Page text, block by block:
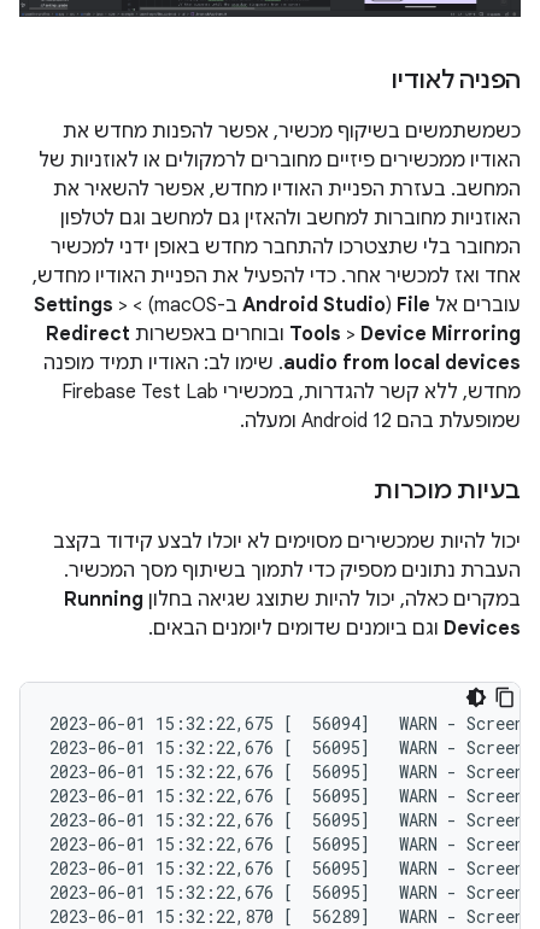
הפניה לאודיו
כשמשתמשים בשיקוף מכשיר, אפשר להפנות מחדש את
האודיו ממכשירים פיזיים מחוברים לרמקולים או לאוזניות של
המחשב. בעזרת הפניית האודיו מחדש, אפשר להשאיר את
האוזניות מחוברות למחשב ולהאזין גם למחשב וגם לטלפון
המחובר בלי שתצטרכו להתחבר מחדש באופן ידני למכשיר
אחד ואז למכשיר אחר. כדי להפעיל את הפניית האודיו מחדש,
עוברים אל File
(
Android Studio ב-macOS) > Settings >
Tools > Device Mirroring ובוחרים באפשרות Redirect
audio from local devices. שימו לב: האודיו תמיד מופנה
מחדש, ללא קשר להגדרות, במכשירי Firebase Test Lab
שמופעלת בהם Android 12 ומעלה.
בעיות מוכרות
יכול להיות שמכשירים מסוימים לא יוכלו לבצע קידוד בקצב
העברת נתונים מספיק כדי לתמוך בשיתוף מסך המכשיר.
במקרים כאלה, יכול להיות שתוצג שגיאה בחלון Running
Devices וגם ביומנים שדומים ליומנים הבאים.
2023-06-01 15:32:22,675 [  56094]   WARN -
2023-06-01 15:32:22,676 [  56095]   WARN -
2023-06-01 15:32:22,676 [  56095]   WARN -
2023-06-01 15:32:22,676 [  56095]   WARN -
2023-06-01 15:32:22,676 [  56095]   WARN -
2023-06-01 15:32:22,676 [  56095]   WARN -
2023-06-01 15:32:22,676 [  56095]   WARN -
2023-06-01 15:32:22,676 [  56095]   WARN -
2023-06-01 15:32:22,870 [  56289]   WARN -